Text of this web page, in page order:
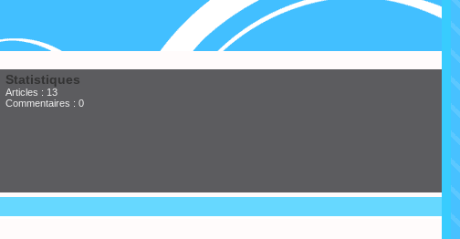
Statistiques
Articles : 13
Commentaires : 0